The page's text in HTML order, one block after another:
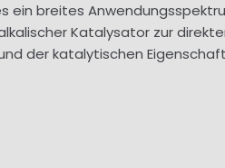
breites
Katalysator zur
der katalytischen